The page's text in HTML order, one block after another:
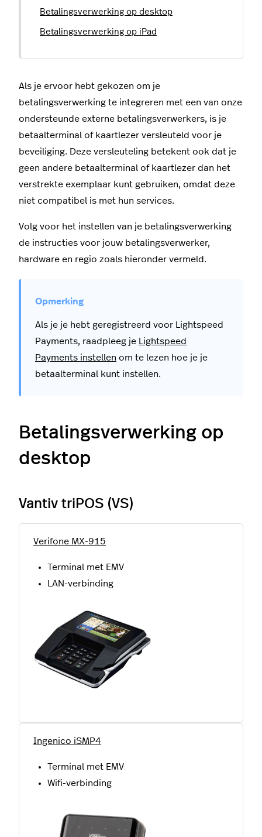
Betalingsverwerking op desktop
Betalingsverwerking op iPad
Als je ervoor hebt gekozen om je
betalingsverwerking te integreren met een van onze
ondersteunde externe betalingsverwerkers, is je
betaalterminal of kaartlezer versleuteld voor je
beveiliging. Deze versleuteling betekent ook dat je
geen andere betaalterminal of kaartlezer dan het
verstrekte exemplaar kunt gebruiken, omdat deze
niet compatibel is met hun services.
Volg voor het instellen van je betalingsverwerking
de instructies voor jouw betalingsverwerker,
hardware en regio zoals hieronder vermeld.
Als je je hebt geregistreerd voor Lightspeed
Payments, raadpleeg je Lightspeed
Payments instellen om te lezen hoe je je
betaalterminal kunt instellen.
Betalingsverwerking op
desktop
Vantiv triPOS (VS)
Verifone MX-915
Terminal met EMV
LAN-verbinding
Ingenico iSMP4
Terminal met EMV
Wifi-verbinding